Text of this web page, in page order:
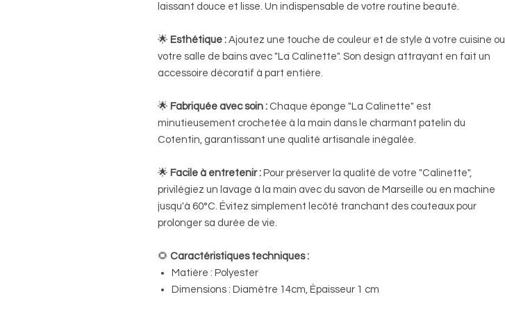
laissant douce et lisse. Un indispensable de votre routine beauté.
🌟 Esthétique : Ajoutez une touche de couleur et de style à votre cuisine ou
votre salle de bains avec "La Calinette". Son design attrayant en fait un
accessoire décoratif à part entière.
🌟 Fabriquée avec soin : Chaque éponge "La Calinette" est
minutieusement crochetée à la main dans le charmant patelin du
Cotentin, garantissant une qualité artisanale inégalée.
🌟 Facile à entretenir : Pour préserver la qualité de votre "Calinette",
privilégiez un lavage à la main avec du savon de Marseille ou en machine
jusqu'à 60°C. Évitez simplement lecôté tranchant des couteaux pour
prolonger sa durée de vie.
🌻 Caractéristiques techniques :
Matière : Polyester
Dimensions : Diamètre 14cm, Épaisseur 1 cm